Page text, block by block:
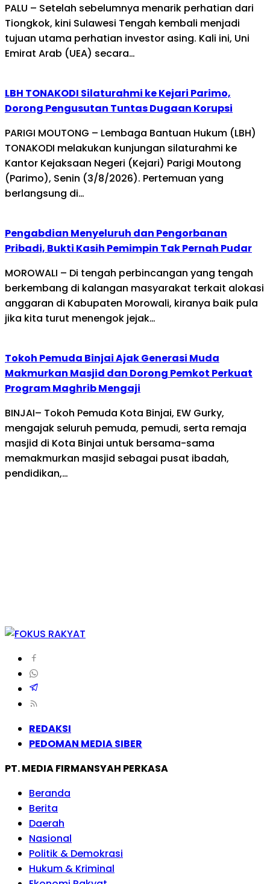
PALU – Setelah sebelumnya menarik perhatian dari
Tiongkok, kini Sulawesi Tengah kembali menjadi
tujuan utama perhatian investor asing. Kali ini, Uni
Emirat Arab (UEA) secara…
LBH TONAKODI Silaturahmi ke Kejari Parimo,
Dorong Pengusutan Tuntas Dugaan Korupsi
PARIGI MOUTONG – Lembaga Bantuan Hukum (LBH)
TONAKODI melakukan kunjungan silaturahmi ke
Kantor Kejaksaan Negeri (Kejari) Parigi Moutong
(Parimo), Senin (3/8/2026). Pertemuan yang
berlangsung di…
Pengabdian Menyeluruh dan Pengorbanan
Pribadi, Bukti Kasih Pemimpin Tak Pernah Pudar
MOROWALI – Di tengah perbincangan yang tengah
berkembang di kalangan masyarakat terkait alokasi
anggaran di Kabupaten Morowali, kiranya baik pula
jika kita turut menengok jejak…
Tokoh Pemuda Binjai Ajak Generasi Muda
Makmurkan Masjid dan Dorong Pemkot Perkuat
Program Maghrib Mengaji
BINJAI– Tokoh Pemuda Kota Binjai, EW Gurky,
mengajak seluruh pemuda, pemudi, serta remaja
masjid di Kota Binjai untuk bersama-sama
memakmurkan masjid sebagai pusat ibadah,
pendidikan,…
REDAKSI
PEDOMAN MEDIA SIBER
PT. MEDIA FIRMANSYAH PERKASA
Beranda
Berita
Daerah
Nasional
Politik & Demokrasi
Hukum & Kriminal